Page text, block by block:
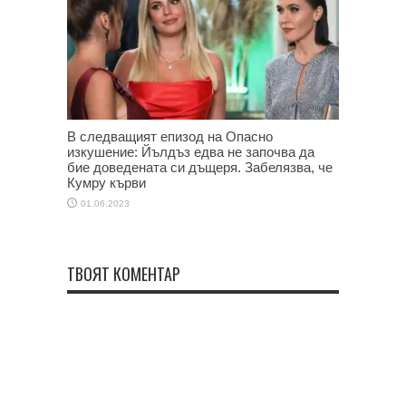
В следващият епизод на Опасно
изкушение: Йълдъз едва не започва да
бие доведената си дъщеря. Забелязва, че
Кумру кърви
01.06.2023
ТВОЯТ КОМЕНТАР